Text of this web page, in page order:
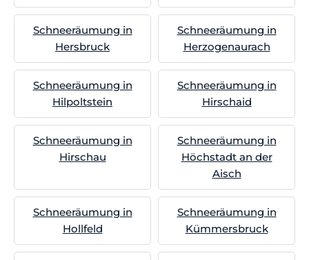
Schneeräumung in
Hersbruck
Schneeräumung in
Herzogenaurach
Schneeräumung in
Hilpoltstein
Schneeräumung in
Hirschaid
Schneeräumung in
Hirschau
Schneeräumung in
Höchstadt an der
Aisch
Schneeräumung in
Hollfeld
Schneeräumung in
Kümmersbruck